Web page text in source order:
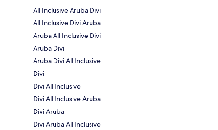
All Inclusive Aruba Divi
All Inclusive Divi Aruba
Aruba All Inclusive Divi
Aruba Divi
Aruba Divi All Inclusive
Divi
Divi All Inclusive
Divi All Inclusive Aruba
Divi Aruba
Divi Aruba All Inclusive